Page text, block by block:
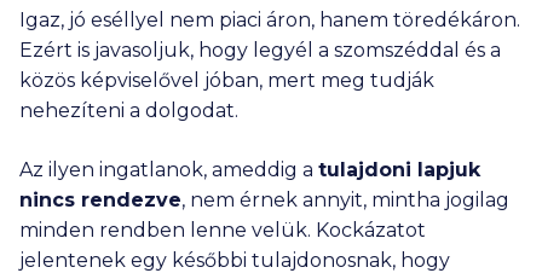
Igaz, jó eséllyel nem piaci áron, hanem töredékáron.
Ezért is javasoljuk, hogy legyél a szomszéddal és a
közös képviselővel jóban, mert meg tudják
nehezíteni a dolgodat.
Az ilyen ingatlanok, ameddig a tulajdoni lapjuk
nincs rendezve, nem érnek annyit, mintha jogilag
minden rendben lenne velük. Kockázatot
jelentenek egy későbbi tulajdonosnak, hogy